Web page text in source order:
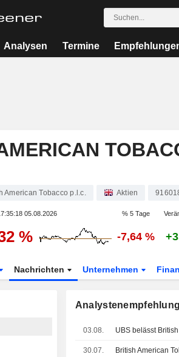
Analysen Termine
American Tobacco p.l.c. Aktien
05.08.2026 % 5 Tage
% -7,64 %
Nachrichten Unternehmen
03.08. UBS belässt
30.07. British American